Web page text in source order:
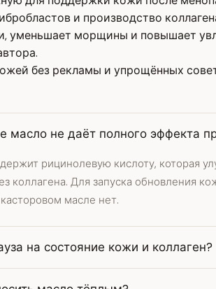
и производство
уменьшает морщины и повышает
без рекламы и упрощённых
масло не даёт полного эффекта
рицинолевую кислоту, которая
коллагена. Для запуска обновления
масле нет.
на состояние кожи и коллаген?